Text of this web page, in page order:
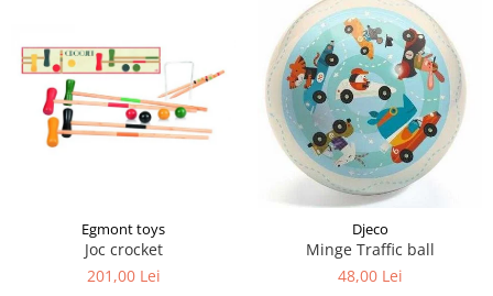
Egmont toys
Joc crocket
201,00 Lei
Djeco
Minge Traffic ball
48,00 Lei